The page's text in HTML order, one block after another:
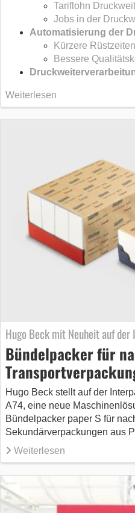
Tariflohn
Jobs in der
Automatisierung der
Kürzere Rüstzeiten
Bessere
Weiterlesen
Hugo Beck mit Neuheit auf
Bündelpacker für
Hugo Beck stellt auf der
A74, eine neue
Bündelpacker paper S für
Sekundärverpackungen aus
Weiterlesen